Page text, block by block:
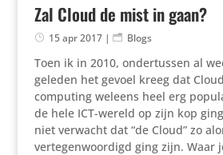
Zal Cloud de mist in gaan?
15 apr 2017| Blogs
Toen ik in 2010, ondertussen al
geleden het gevoel kreeg dat
computing weleens heel erg
de hele ICT-wereld op zijn kop
niet verwacht dat “de Cloud” zo
vertegenwoordigd ging zijn. Waar